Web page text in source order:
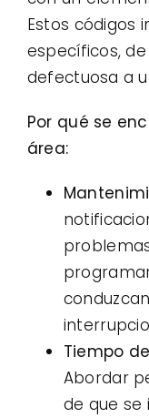
Estos códigos
específicos,
defectuosa a
Por qué se
área:
Tiempo
Abordar
de que se